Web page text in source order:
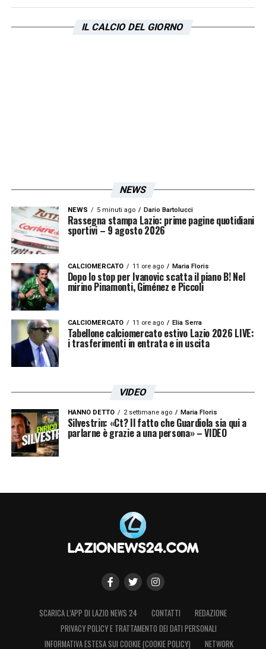
IL CALCIO DEL GIORNO
NEWS
NEWS 5 minuti ago Dario Bartolucci
Rassegna stampa Lazio: prime pagine quotidiani
sportivi – 9 agosto 2026
CALCIOMERCATO 11 ore ago Maria Floris
Dopo lo stop per Ivanovic scatta il piano B! Nel
mirino Pinamonti, Giménez e Piccoli
CALCIOMERCATO 11 ore ago Elia Serra
Tabellone calciomercato estivo Lazio 2026 LIVE:
i trasferimenti in entrata e in uscita
VIDEO
HANNO DETTO 2 settimane ago Maria Floris
Silvestrin: «Ct? Il fatto che Guardiola sia qui a
parlarne è grazie a una persona» – VIDEO
SCARICA L’APP DI LAZIO NEWS 24 CONTATTI
REDAZIONE
PRIVACY POLICY E TRATTAMENTO DEI DATI PERSONALI
INFORMATIVA ESTESA SUI COOKIE (COOKIE POLICY)
NETWORK